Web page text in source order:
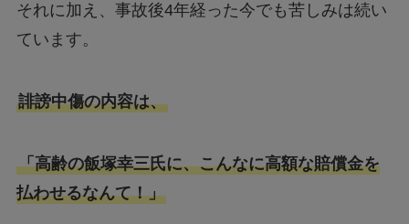
それに加え、事故後4年経った今でも苦しみは続い
ています。
誹謗中傷の内容は、
「高齢の飯塚幸三氏に、こんなに高額な賠償金を
払わせるなんて！」